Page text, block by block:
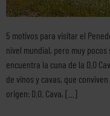
5 motivos para visitar el
nivel mundial, pero muy
encuentra la cuna de la D.O
de vinos y cavas, que
origen: D.O. Cava, […]